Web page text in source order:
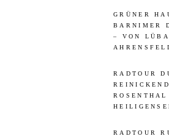
GRÜNER
BARNIMER
– VON
RADTOUR
ROSENTHAL
RADTOUR